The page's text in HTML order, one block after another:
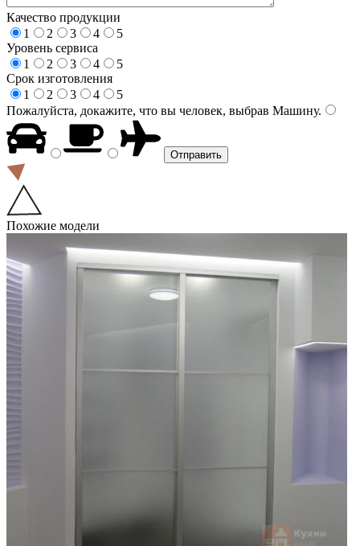
Качество продукции
1
2 3 4
5
Уровень сервиса
1
2 3 4
5
Срок изготовления
1
2 3 4
5
Пожалуйста, докажите, что вы человек, выбрав Машину.
Похожие модели